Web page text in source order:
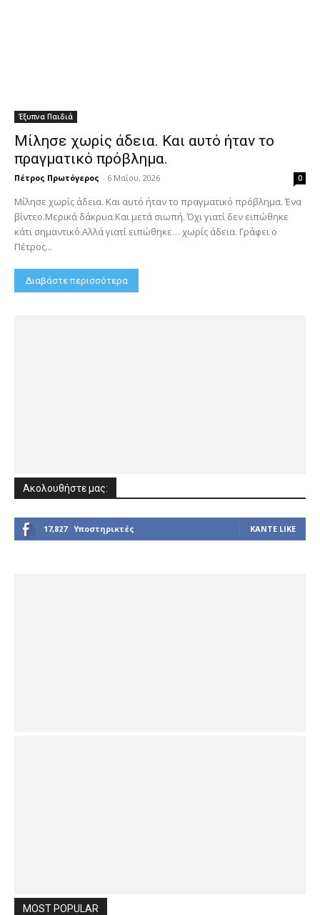
Έξυπνα Παιδιά
Μίλησε χωρίς άδεια. Και αυτό ήταν το
πραγματικό πρόβλημα.
Πέτρος Πρωτόγερος - 6 Μαΐου, 2026 0
Μίλησε χωρίς άδεια. Και αυτό ήταν το πραγματικό πρόβλημα. Ένα
βίντεο.Μερικά δάκρυα.Και μετά σιωπή. Όχι γιατί δεν ειπώθηκε
κάτι σημαντικό.Αλλά γιατί ειπώθηκε… χωρίς άδεια. Γράφει ο
Πέτρος...
Διαβάστε περισσότερα
Ακολουθήστε μας:
17,827 Υποστηρικτές ΚΆΝΤΕ LIKE
MOST POPULAR